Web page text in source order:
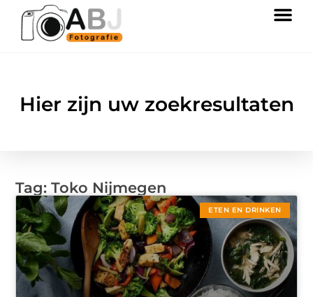
Hier zijn uw zoekresultaten
Tag: Toko Nijmegen
ETEN EN DRINKEN